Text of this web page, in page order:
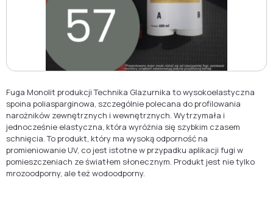
Fuga Monolit produkcji Technika Glazurnika to wysokoelastyczna
spoina poliasparginowa, szczególnie polecana do profilowania
narożników zewnętrznych i wewnętrznych. Wytrzymała i
jednocześnie elastyczna, która wyróżnia się szybkim czasem
schnięcia. To produkt, który ma wysoką odporność na
promieniowanie UV, co jest istotne w przypadku aplikacji fugi w
pomieszczeniach ze światłem słonecznym. Produkt jest nie tylko
mrozoodporny, ale też wodoodporny.